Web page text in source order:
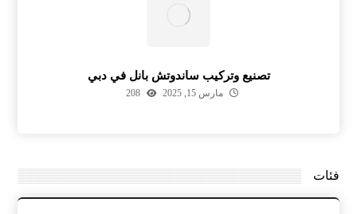
تصنيع وتركيب ساندوتش بانل في دبي
مارس 15, 2025 208
فئات